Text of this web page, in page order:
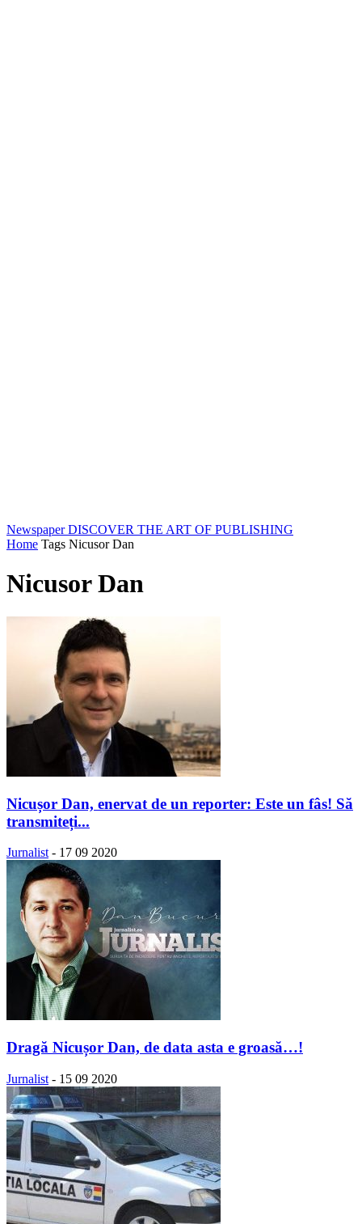
Newspaper DISCOVER THE ART OF PUBLISHING
Home Tags Nicusor Dan
Nicusor Dan
Nicușor Dan, enervat de un reporter: Este un fâs! Să
transmiteți...
Jurnalist - 17 09 2020
Dragă Nicușor Dan, de data asta e groasă…!
Jurnalist - 15 09 2020